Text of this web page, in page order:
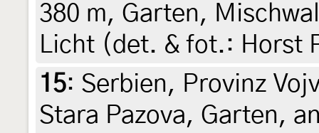
380 m, Garten,
Licht (det. & fot.: Horst
15: Serbien, Provinz
Stara Pazova, Garten,